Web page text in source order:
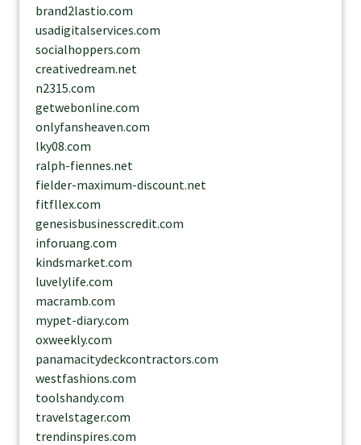
brand2lastio.com
usadigitalservices.com
socialhoppers.com
creativedream.net
n2315.com
getwebonline.com
onlyfansheaven.com
lky08.com
ralph-fiennes.net
fielder-maximum-discount.net
fitfllex.com
genesisbusinesscredit.com
inforuang.com
kindsmarket.com
luvelylife.com
macramb.com
mypet-diary.com
oxweekly.com
panamacitydeckcontractors.com
westfashions.com
toolshandy.com
travelstager.com
trendinspires.com